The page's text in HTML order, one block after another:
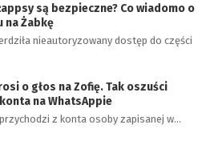
są bezpieczne? Co wiadomo o
na Żabkę
nieautoryzowany dostęp do części
o głos na Zofię. Tak oszuści
na WhatsAppie
z konta osoby zapisanej w…